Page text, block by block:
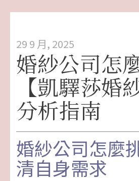
29 9 月, 2025
婚紗公司怎
【凱驛莎婚
分析指南
婚紗公司怎麼
清自身需求